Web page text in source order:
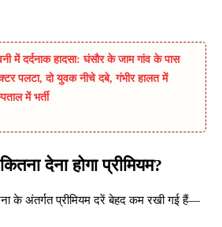
में दर्दनाक हादसा: घंसौर के जाम गांव के पास
पलटा, दो युवक नीचे दबे, गंभीर हालत में
में भर्ती
देना होगा प्रीमियम?
के अंतर्गत प्रीमियम दरें बेहद कम रखी गई हैं—